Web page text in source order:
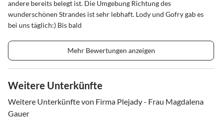
andere bereits belegt ist. Die Umgebung Richtung des
wunderschönen Strandes ist sehr lebhaft. Lody und Gofry gab es
bei uns täglich:) Bis bald
Mehr Bewertungen anzeigen
Weitere Unterkünfte
Weitere Unterkünfte von Firma Plejady - Frau Magdalena
Gauer